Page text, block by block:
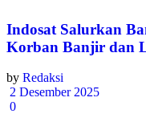
Indosat Salurkan
Korban Banjir dan
by Redaksi
2 Desember 2025
0